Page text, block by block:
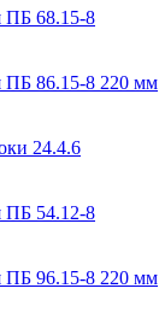
ПБ 68.15-8
ПБ 86.15-8 220 мм
24.4.6
ПБ 54.12-8
ПБ 96.15-8 220 мм